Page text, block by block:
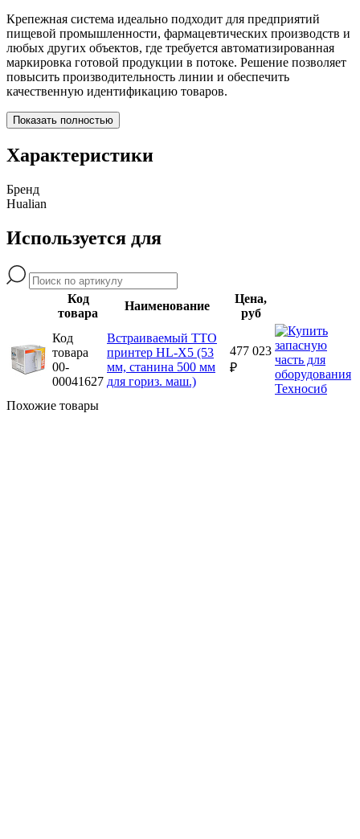
Крепежная система идеально подходит для предприятий
пищевой промышленности, фармацевтических производств и
любых других объектов, где требуется автоматизированная
маркировка готовой продукции в потоке. Решение позволяет
повысить производительность линии и обеспечить
качественную идентификацию товаров.
Показать полностью
Характеристики
Бренд
Hualian
Используется для
Код
товара
Наименование
Цена,
руб
Код
товара
00-
00041627
Встраиваемый ТТО
принтер HL-X5 (53
мм, станина 500 мм
для гориз. маш.)
477 023
₽
Похожие товары